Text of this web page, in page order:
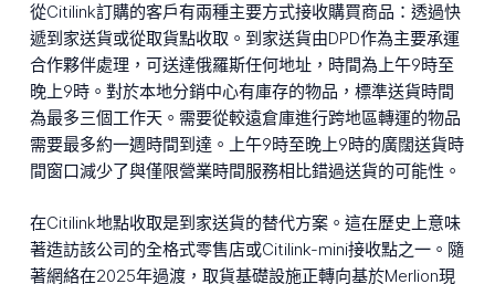
從Citilink訂購的客戶有兩種主要方式接收購買商品：透過快
遞到家送貨或從取貨點收取。到家送貨由DPD作為主要承運
合作夥伴處理，可送達俄羅斯任何地址，時間為上午9時至
晚上9時。對於本地分銷中心有庫存的物品，標準送貨時間
為最多三個工作天。需要從較遠倉庫進行跨地區轉運的物品
需要最多約一週時間到達。上午9時至晚上9時的廣闊送貨時
間窗口減少了與僅限營業時間服務相比錯過送貨的可能性。
在Citilink地點收取是到家送貨的替代方案。這在歷史上意味
著造訪該公司的全格式零售店或Citilink-mini接收點之一。隨
著網絡在2025年過渡，取貨基礎設施正轉向基於Merlion現